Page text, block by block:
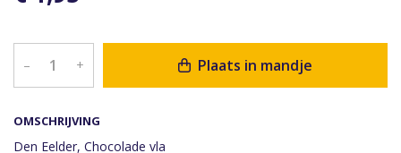
OMSCHRIJVING
Den Eelder, Chocolade vla
– + Plaats in mandje